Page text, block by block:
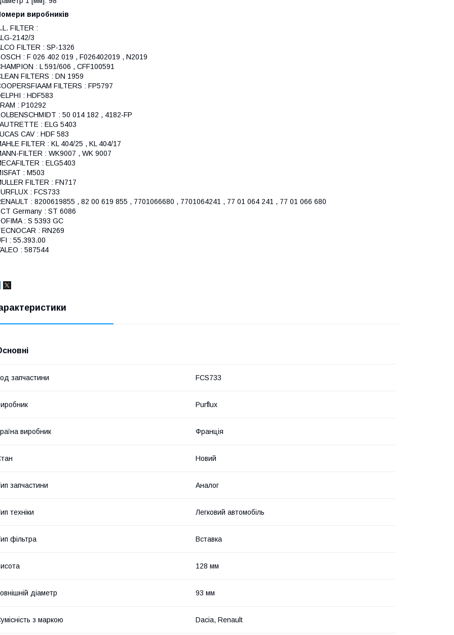
виробників
FILTER :
2142/3
FILTER : SP-1326
: F 026 402 019 , F026402019 , N2019
: L 591/606 , CFF100591
FILTERS : DN 1959
FILTERS : FP5797
: HDF583
: P10292
: 50 014 182 , 4182-FP
: ELG 5403
CAV : HDF 583
FILTER : KL 404/25 , KL 404/17
FILTER : WK9007 , WK 9007
: ELG5403
: M503
FILTER : FN717
: FCS733
: 8200619855 , 82 00 619 855 , 7701066680 , 7701064241 , 77 01 064 241 , 77 01 066 680
Germany : ST 6086
: S 5393 GC
: RN269
: 55.393.00
: 587544
запчастини FCS733
Purflux
виробник Франція
Новий
запчастини Аналог
техніки Легковий автомобіль
фільтра Вставка
128 мм
діаметр 93 мм
з маркою Dacia, Renault